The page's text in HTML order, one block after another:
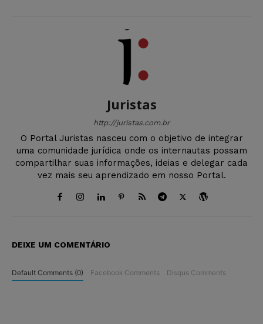
Juristas
http://juristas.com.br
O Portal Juristas nasceu com o objetivo de integrar
uma comunidade jurídica onde os internautas possam
compartilhar suas informações, ideias e delegar cada
vez mais seu aprendizado em nosso Portal.
DEIXE UM COMENTÁRIO
Default Comments (0) Facebook Comments Disqus Comments